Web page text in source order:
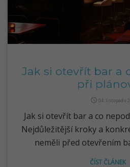
Jak si otevřít bar a
při
query_builder 04. listopadu
Jak si otevřít bar a co
Nejdůležitější kroky a
neměli před otevřením
ČÍST ČLÁNEK